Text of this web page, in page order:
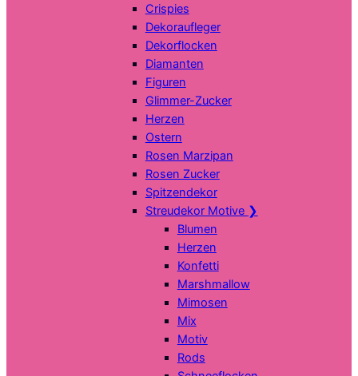
Crispies
Dekoraufleger
Dekorflocken
Diamanten
Figuren
Glimmer-Zucker
Herzen
Ostern
Rosen Marzipan
Rosen Zucker
Spitzendekor
Streudekor Motive ❯
Blumen
Herzen
Konfetti
Marshmallow
Mimosen
Mix
Motiv
Rods